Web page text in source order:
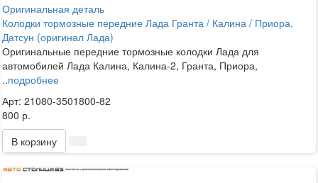
Оригинальная деталь
Колодки тормозные передние Лада Гранта / Калина / Приора,
Датсун (оригинал Лада)
Оригинальные передние тормозные колодки Лада для
автомобилей Лада Калина, Калина-2, Гранта, Приора,
..подробнее
Арт: 21080-3501800-82
800 р.
В корзину